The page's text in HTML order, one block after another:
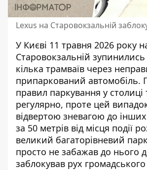
Lexus на Старовокзальній
У Києві 11 травня 2026 року
Старовокзальній зупинились
кілька трамваїв через
припаркований автомобіль.
правил паркування у
регулярно, проте цей
відвертою зневагою до
за 50 метрів від місця події
великий багаторівневий
просто не забажав до нього
заблокував рух